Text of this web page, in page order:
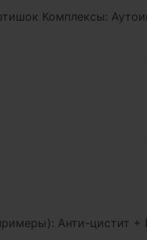
Комплексы:
Анти-цистит +